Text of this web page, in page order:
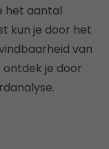
het aantal
kun je door het
van
ontdek je door